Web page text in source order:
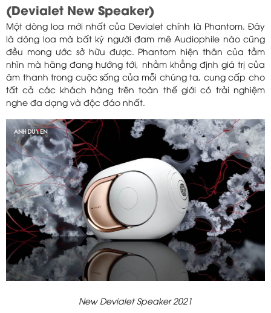
(Devialet New Speaker)
Một dòng loa mới nhất của Devialet chính là Phantom. Đây
là dòng loa mà bất kỳ người đam mê Audiophile nào cũng
đều mong ước sở hữu được. Phantom hiện thân của tầm
nhìn mà hãng đang hướng tới, nhằm khẳng định giá trị của
âm thanh trong cuộc sống của mỗi chúng ta, cung cấp cho
tất cả các khách hàng trên toàn thế giới có trải nghiệm
nghe đa dạng và độc đáo nhất.
New Devialet Speaker 2021